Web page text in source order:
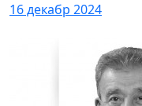
16 декабр 2024